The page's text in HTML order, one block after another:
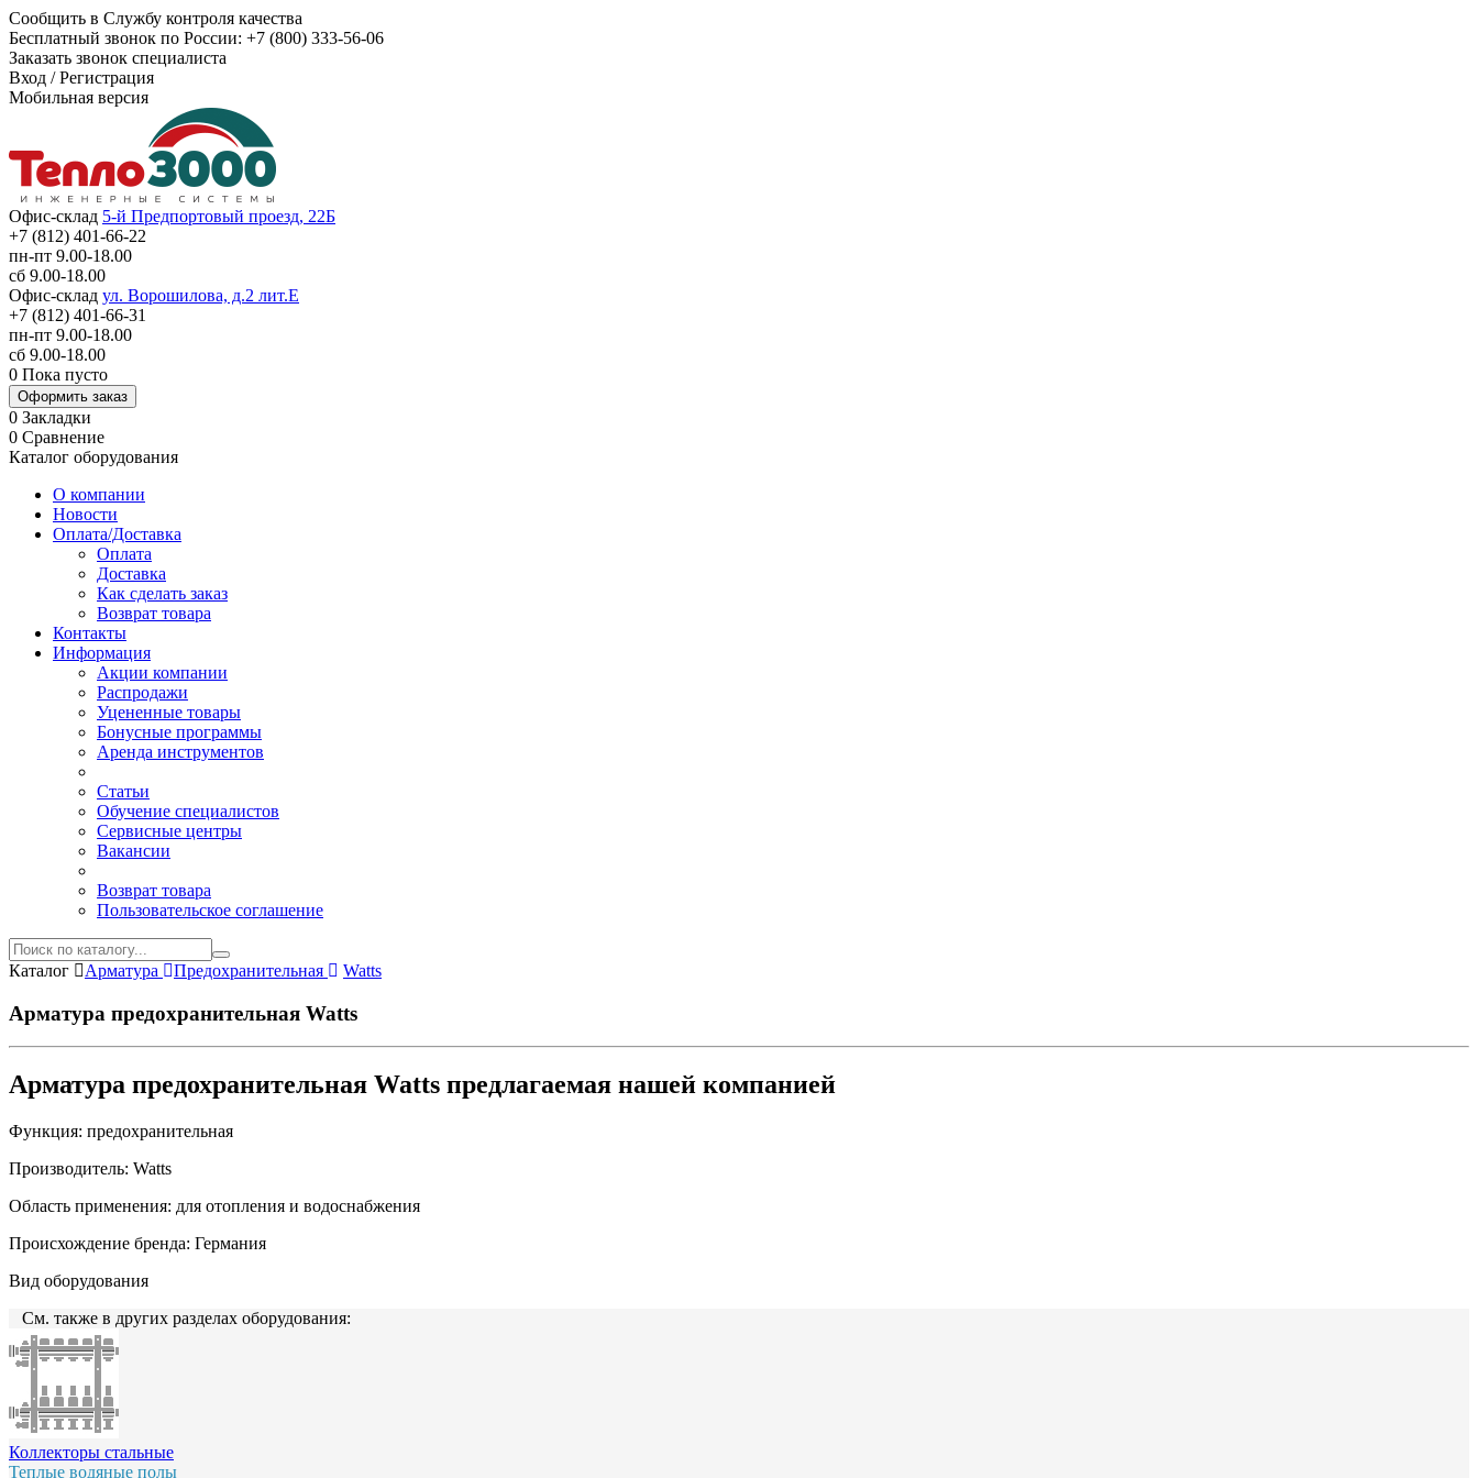
Сообщить в Службу контроля качества
Бесплатный звонок по России: +7 (800) 333-56-06
Заказать звонок специалиста
Вход /Регистрация
Мобильная версия
Офис-склад 5-й Предпортовый проезд, 22Б
+7 (812) 401-66-22
пн-пт 9.00-18.00
сб 9.00-18.00
Офис-склад ул. Ворошилова, д.2 лит.Е
+7 (812) 401-66-31
пн-пт 9.00-18.00
сб 9.00-18.00
0 Пока пусто
Оформить заказ
0 Закладки
0 Сравнение
Каталог оборудования
О компании
Новости
Оплата/Доставка
Оплата
Доставка
Как сделать заказ
Возврат товара
Контакты
Информация
Акции компании
Распродажи
Уцененные товары
Бонусные программы
Аренда инструментов
Статьи
Обучение специалистов
Сервисные центры
Вакансии
Возврат товара
Пользовательское соглашение
Каталог Арматура Предохранительная Watts
Арматура предохранительная Watts
Арматура предохранительная Watts предлагаемая нашей компанией
Функция: предохранительная
Производитель: Watts
Область применения: для отопления и водоснабжения
Происхождение бренда: Германия
Вид оборудования
См. также в других разделах оборудования:
Коллекторы стальные
Теплые водяные полы